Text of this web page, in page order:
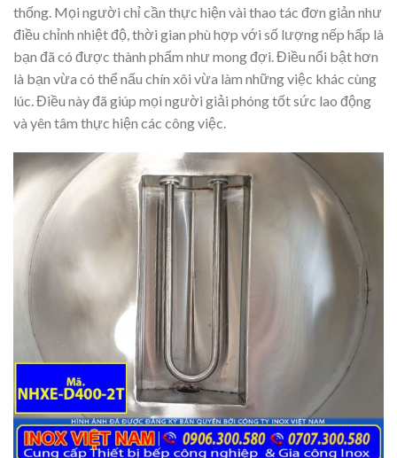
thống. Mọi người chỉ cần thực hiện vài thao tác đơn giản như
điều chỉnh nhiệt độ, thời gian phù hợp với số lượng nếp hấp là
bạn đã có được thành phẩm như mong đợi. Điều nổi bật hơn
là bạn vừa có thể nấu chín xôi vừa làm những việc khác cùng
lúc. Điều này đã giúp mọi người giải phóng tốt sức lao động
và yên tâm thực hiện các công việc.